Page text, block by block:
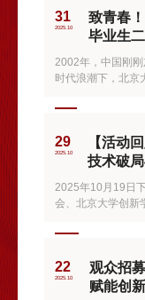
31
2025.10
致青春
毕业生
2002年，中国刚
时代浪潮下，北京
士、王阳元院士
京大学的大兴校区
29
2025.10
【活动
技术破
2025年10月19日
会、北京大学创新
织的“智能时代・
全球创新创业中心
产业界及资本领
前景、关键技术与
22
2025.10
观众招
赋能创